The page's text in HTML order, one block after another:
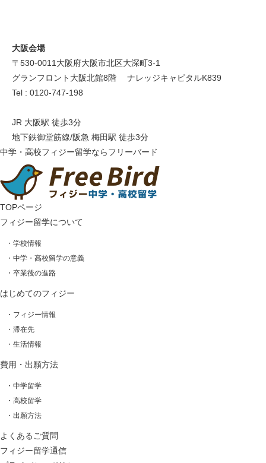
大阪会場
〒530-0011 大阪府大阪市北区大深町3-1
グランフロント大阪北館8階 ナレッジキャピタルK839
Tel : 0120-747-198
JR 大阪駅 徒歩3分
地下鉄御堂筋線/阪急 梅田駅 徒歩3分
中学・高校フィジー留学ならフリーバード
TOPページ
フィジー留学について
・学校情報
・中学・高校留学の意義
・卒業後の進路
はじめてのフィジー
・フィジー情報
・滞在先
・生活情報
費用・出願方法
・中学留学
・高校留学
・出願方法
よくあるご質問
フィジー留学通信